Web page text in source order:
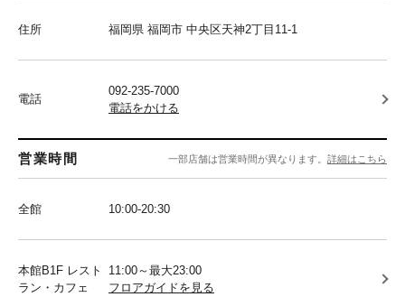
住所 福岡県 福岡市 中央区天神2丁目11-1
電話
092-235-7000
電話をかける
営業時間 一部店舗は営業時間が異なります。 詳細はこちら
全館 10:00-20:30
本館B1F レスト
ラン・カフェ
11:00～最大23:00
フロアガイドを見る